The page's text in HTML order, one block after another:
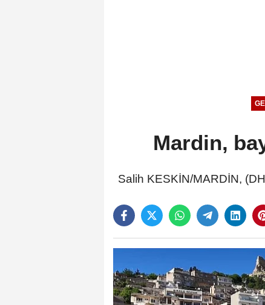
Mardin,
Salih KESKİN/MARDİN,